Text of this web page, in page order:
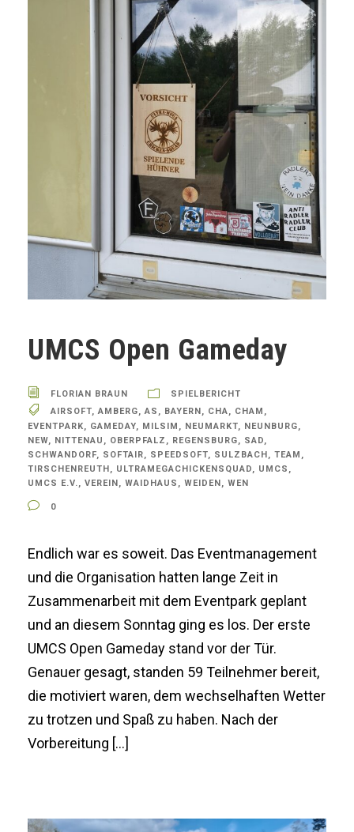
UMCS Open Gameday
FLORIAN BRAUN
SPIELBERICHT
AIRSOFT, AMBERG, AS , BAYERN, CHA, CHAM ,
EVENTPARK, GAMEDAY, MILSIM , NEUMARKT, NEUNBURG,
NEW, NITTENAU , OBERPFALZ , REGENSBURG, SAD,
SCHWANDORF, SOFTAIR, SPEEDSOFT, SULZBACH, TEAM ,
TIRSCHENREUTH, ULTRAMEGACHICKENSQUAD, UMCS ,
UMCS E.V., VEREIN, WAIDHAUS , WEIDEN, WEN
0
Endlich war es soweit. Das Eventmanagement
und die Organisation hatten lange Zeit in
Zusammenarbeit mit dem Eventpark geplant
und an diesem Sonntag ging es los. Der erste
UMCS Open Gameday stand vor der Tür.
Genauer gesagt, standen 59 Teilnehmer bereit,
die motiviert waren, dem wechselhaften Wetter
zu trotzen und Spaß zu haben. Nach der
Vorbereitung […]